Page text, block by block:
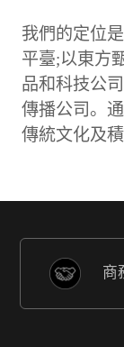
我們的定位
平臺;以東方
品和科技公
傳播公司。
傳統文化及
商